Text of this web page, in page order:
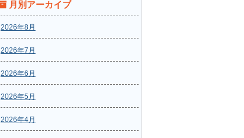
月別アーカイブ
2026年8月
2026年7月
2026年6月
2026年5月
2026年4月